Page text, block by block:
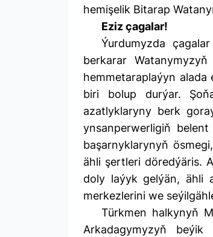
hemişelik Bitarap
Eziz çagalar!
Ýurdumyzda
berkarar
hemmetaraplaýyn
biri bolup durýar.
azatlyklaryny berk
ynsanperwerligiň
başarnyklarynyň
ähli şertleri döredýäris.
doly laýyk gelýän, ähli
merkezlerini we
Türkmen halkynyň
Arkadagymyzyň